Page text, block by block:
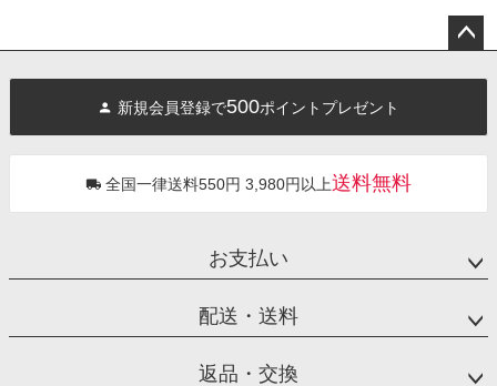
へ
新規会員登録で500ポイントプレゼント
全国一律送料550円 3,980円以上送料無料
お支払い
配送・送料
返品・交換